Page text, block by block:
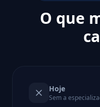
O que
Hoje
Sem a